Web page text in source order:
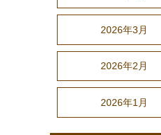
2026年3月
2026年2月
2026年1月